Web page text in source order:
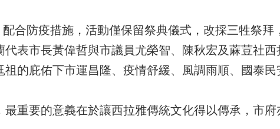
合防疫措施，活動僅保留祭典儀式，改採三牲祭拜
表市長黃偉哲與市議員尤榮智、陳秋宏及蔴荳社西
的庇佑下市運昌隆、疫情舒緩、風調雨順、國泰民
重要的意義在於讓西拉雅傳統文化得以傳承，市府